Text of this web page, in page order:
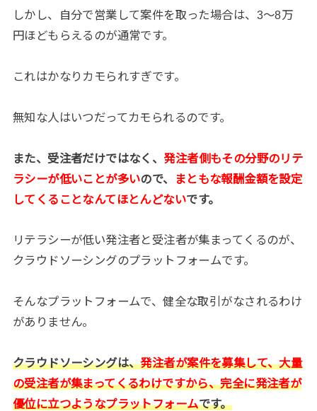
しかし、自分で営業して案件を取った場合は、3〜8万
円ほどもらえるのが通常です。
これはかなりカモられすぎです。
無知な人はいつだってカモられるのです。
また、受注者だけではなく、発注者側もその分野のリテ
ラシーが低いことが多いので、
まともな報酬金額を設定
してくることなんてほとんどないです。
リテラシーが低い発注者と受注者が集まってくるのが、
クラウドソーシングのプラットフォームです。
そんなプラットフォームで、健全な取引がなされるわけ
がありません。
クラウドソーシングは、発注者が案件を募集して、大量
の受注者が集まってくるわけですから、完全に発注者が
優位に立つようなプラットフォームです。